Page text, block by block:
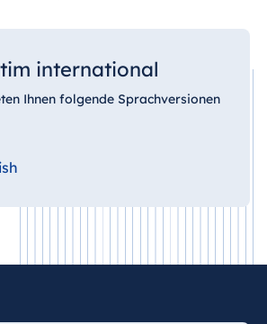
international
Ihnen folgende Sprachversionen